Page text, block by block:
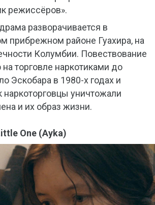
режиссёров».
разворачивается в
прибрежном районе Гуахира, на
Колумбии. Повествование
торговле наркотиками до
Эскобара в 1980-х годах и
наркоторговцы уничтожали
и их образ жизни.
One (Ayka)